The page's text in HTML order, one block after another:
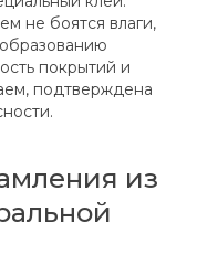
не боятся влаги,
покрытий и
подтверждена
из